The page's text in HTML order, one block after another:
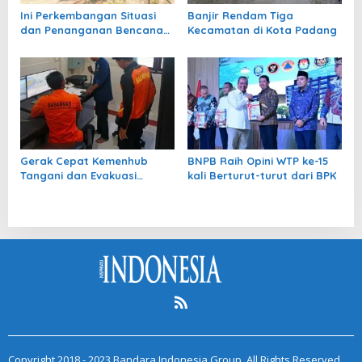
Ini Perkembangan Situasi
dan Penanganan Bencana
2026
Banjir Rendam Tiga
Kecamatan di Kota Padang
Gerak Cepat Kemenhub
Tangani dan Evakuasi
BNPB Raih Opini WTP ke-15
kali Berturut-turut dari BPK